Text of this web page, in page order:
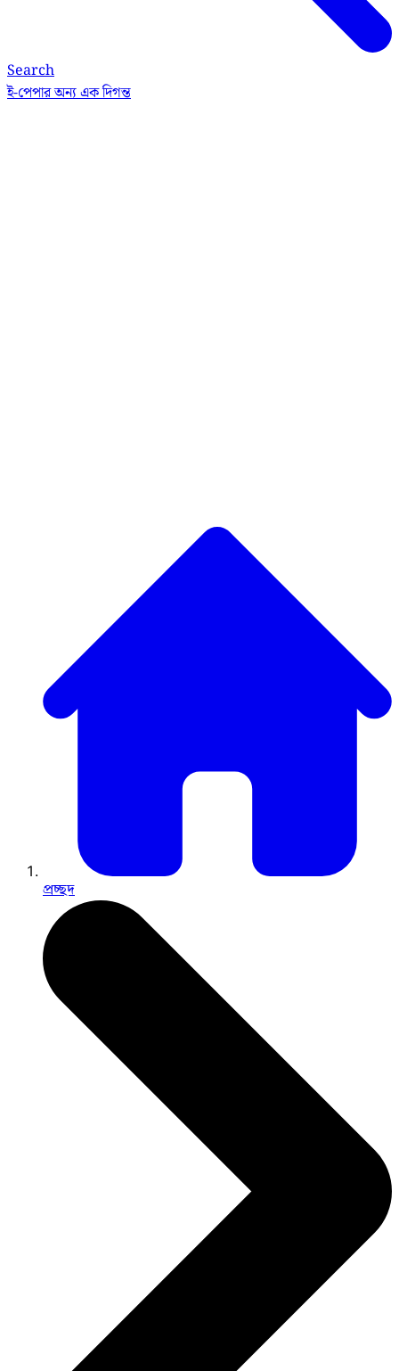
Search
ই-পেপারঅন্য এক দিগন্ত
প্রচ্ছদ